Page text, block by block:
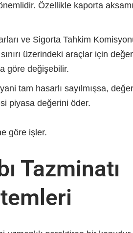
Özellikle kaporta
ve Sigorta Tahkim
üzerindeki araçlar için
göre değişebilir.
tam hasarlı sayılmışsa,
piyasa değerini öder.
göre işler.
Tazminatı